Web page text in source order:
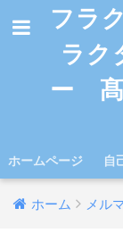
フラ
ラク
ー 髙
ホームページ 自
ホーム メル